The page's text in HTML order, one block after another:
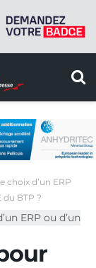
choix d’un ERP
du BTP ?
ERP ou d’un